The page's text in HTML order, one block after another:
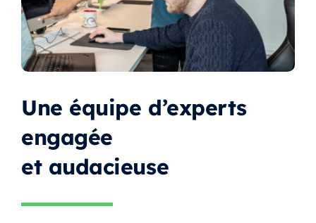
Une équipe d’experts
engagée
et audacieuse